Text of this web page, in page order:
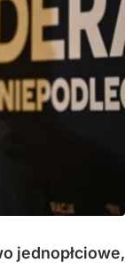
jednopłciowe,